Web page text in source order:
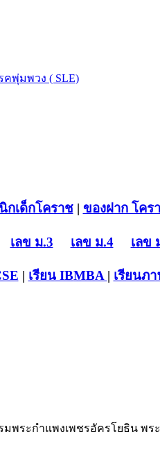
กเด็กโคราช| ของฝาก โคร
เลข ม.3 เลข ม.4 เลข
| เรียน IBMBA | เรียนภ
มพระกำแพงเพชรอัครโยธิน พ